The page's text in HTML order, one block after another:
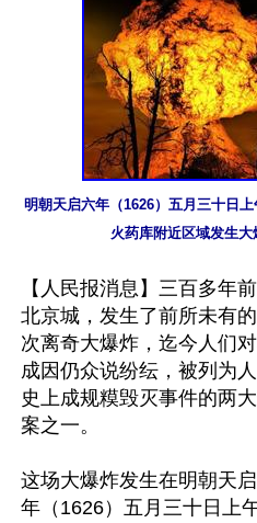
明朝天启六年（1626）五月三十日
火药库附近区域发生大
【人民报消息】三百多年
北京城，发生了前所未有
次离奇大爆炸，迄今人们
成因仍众说纷纭，被列为
史上成规糢毁灭事件的两
案之一。
这场大爆炸发生在明朝天
年（1626）五月三十日上